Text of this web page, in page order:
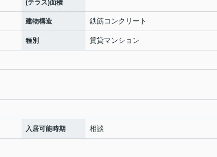
(テラス)面積
建物構造 鉄筋コンクリート
種別 賃貸マンション
入居可能時期 相談